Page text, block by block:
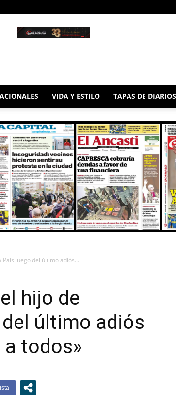
VIDA Y ESTILO TAPAS DE DIARIOS
luego del último adiós...
hijo de
último adiós
a todos»